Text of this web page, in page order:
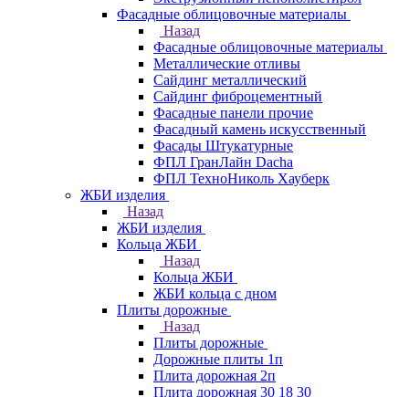
Фасадные облицовочные материалы
Назад
Фасадные облицовочные материалы
Металлические отливы
Сайдинг металлический
Сайдинг фиброцементный
Фасадные панели прочие
Фасадный камень искусственный
Фасады Штукатурные
ФПЛ ГранЛайн Dacha
ФПЛ ТехноНиколь Хауберк
ЖБИ изделия
Назад
ЖБИ изделия
Кольца ЖБИ
Назад
Кольца ЖБИ
ЖБИ кольца с дном
Плиты дорожные
Назад
Плиты дорожные
Дорожные плиты 1п
Плита дорожная 2п
Плита дорожная 30 18 30